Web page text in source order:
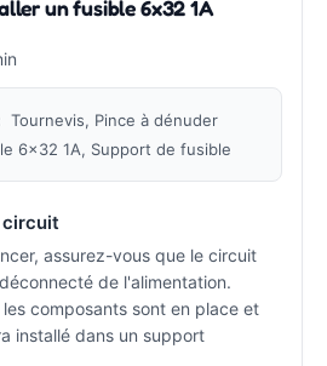
un fusible 6x32 1A
Tournevis, Pince à dénuder
6x32 1A, Support de fusible
circuit
assurez-vous que le circuit
de l'alimentation.
composants sont en place et
installé dans un support